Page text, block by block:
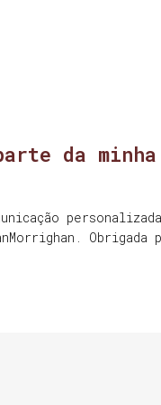
da minha
Obrigada